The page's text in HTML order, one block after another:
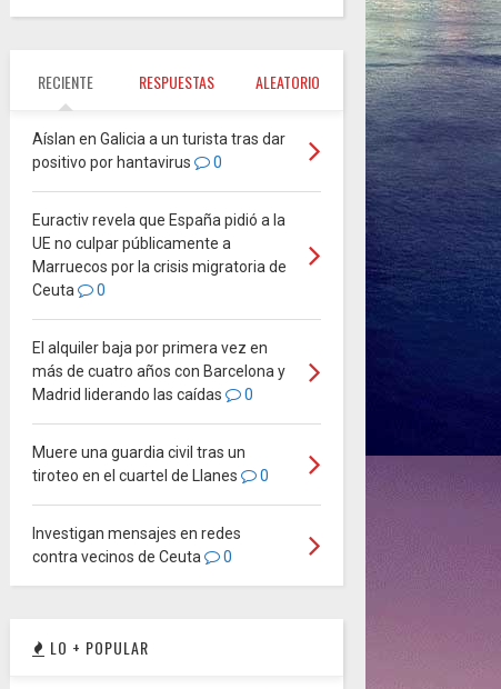
RECIENTE RESPUESTAS ALEATORIO
Aíslan en Galicia a un turista tras dar
positivo por hantavirus
0
Euractiv revela que España pidió a la
UE no culpar públicamente a
Marruecos por la crisis migratoria de
Ceuta
0
El alquiler baja por primera vez en
más de cuatro años con Barcelona y
Madrid liderando las caídas
0
Muere una guardia civil tras un
tiroteo en el cuartel de Llanes
0
Investigan mensajes en redes
contra vecinos de Ceuta
0
LO + POPULAR